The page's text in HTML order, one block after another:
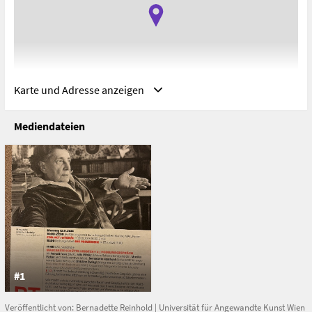
Adresse
Wien, Österreich
Vienna
Austria
Karte und Adresse anzeigen
Mediendateien
#1
Veröffentlicht von: Bernadette Reinhold | Universität für Angewandte Kunst Wien